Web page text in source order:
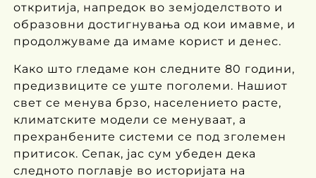
откритија, напредок во земјоделството и
образовни достигнувања од кои имавме, и
продолжуваме да имаме корист и денес.
Како што гледаме кон следните 80 години,
предизвиците се уште поголеми. Нашиот
свет се менува брзо, населението расте,
климатските модели се менуваат, а
прехранбените системи се под зголемен
притисок. Сепак, јас сум убеден дека
следното поглавје во историјата на